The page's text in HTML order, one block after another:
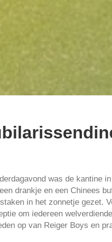
was de kantine
drankje en een Chinees
in het zonnetje gezet.
om iedereen
op van Reiger Boys en